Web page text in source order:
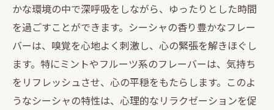
かな環境の中で深呼吸をしながら、ゆったりとした時間
を過ごすことができます。シーシャの香り豊かなフレー
バーは、嗅覚を心地よく刺激し、心の緊張を解きほぐし
ます。特にミントやフルーツ系のフレーバーは、気持ち
をリフレッシュさせ、心の平穏をもたらします。このよ
うなシーシャの特性は、心理的なリラクゼーションを促